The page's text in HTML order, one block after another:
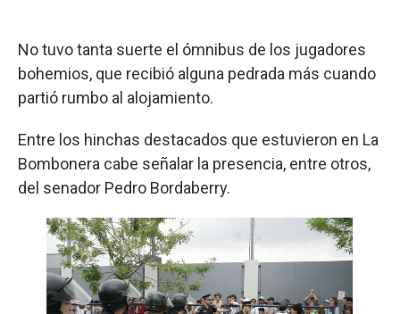
No tuvo tanta suerte el ómnibus de los jugadores
bohemios, que recibió alguna pedrada más cuando
partió rumbo al alojamiento.
Entre los hinchas destacados que estuvieron en La
Bombonera cabe señalar la presencia, entre otros,
del senador Pedro Bordaberry.